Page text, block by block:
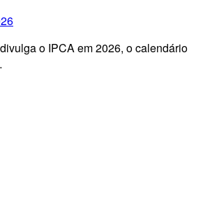
o IPCA em 2026, o calendário